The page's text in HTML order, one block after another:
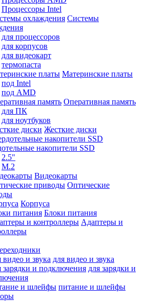
Процессоры Intel
Системы
для процессоров
для корпусов
для видеокарт
термопаста
Материнские платы
под Intel
под AMD
Оперативная память
для ПК
для ноутбуков
Жесткие диски
накопители SSD
2.5"
M.2
Видеокарты
Оптические
Корпуса
Блоки питания
Адаптеры и
для видео и звука
для зарядки и
питание и шлейфы